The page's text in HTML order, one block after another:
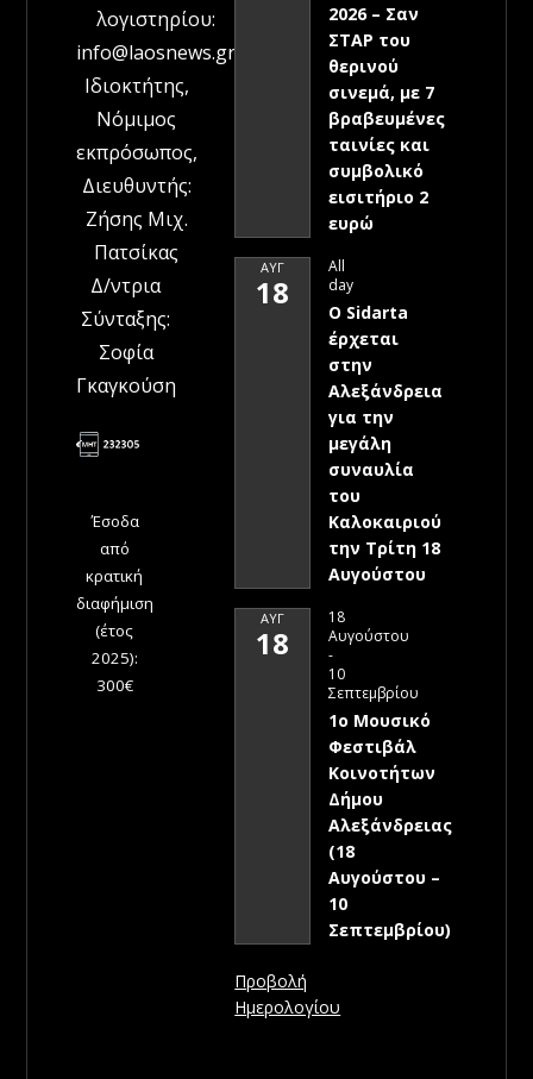
λογιστηρίου:
info@laosnews.gr
Ιδιοκτήτης,
Νόμιμος
εκπρόσωπος,
Διευθυντής:
Ζήσης Μιχ.
Πατσίκας
Δ/ντρια
Σύνταξης:
Σοφία
Γκαγκούση
Έσοδα
από
κρατική
διαφήμιση
(έτος
2025):
300€
2026 – Σαν
ΣΤΑΡ του
θερινού
σινεμά, με 7
βραβευμένες
ταινίες και
συμβολικό
εισιτήριο 2
ευρώ
ΑΥΓ
18
All
day
Ο Sidarta
έρχεται
στην
Αλεξάνδρεια
για την
μεγάλη
συναυλία
του
Καλοκαιριού
την Τρίτη 18
Αυγούστου
ΑΥΓ
18
18
Αυγούστου
-
10
Σεπτεμβρίου
1ο Μουσικό
Φεστιβάλ
Κοινοτήτων
Δήμου
Αλεξάνδρειας
(18
Αυγούστου –
10
Σεπτεμβρίου)